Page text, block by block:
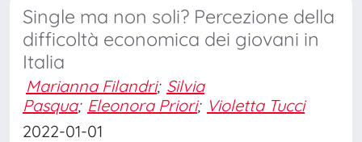
Single ma non soli? Percezione della
difficoltà economica dei giovani in
Italia
Marianna Filandri; Silvia
Pasqua; Eleonora Priori; Violetta Tucci
2022-01-01